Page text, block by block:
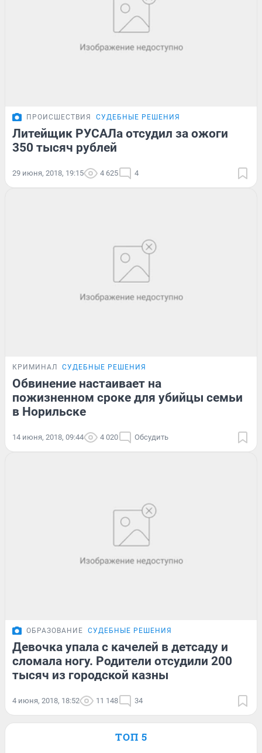
ПРОИСШЕСТВИЯ СУДЕБНЫЕ РЕШЕНИЯ
Литейщик РУСАЛа отсудил за ожоги
350 тысяч рублей
29 июня, 2018, 19:15 4 625 4
КРИМИНАЛ СУДЕБНЫЕ РЕШЕНИЯ
Обвинение настаивает на
пожизненном сроке для убийцы семьи
в Норильске
14 июня, 2018, 09:44 4 020 Обсудить
ОБРАЗОВАНИЕ СУДЕБНЫЕ РЕШЕНИЯ
Девочка упала с качелей в детсаду и
сломала ногу. Родители отсудили 200
тысяч из городской казны
4 июня, 2018, 18:52 11 148 34
ТОП 5